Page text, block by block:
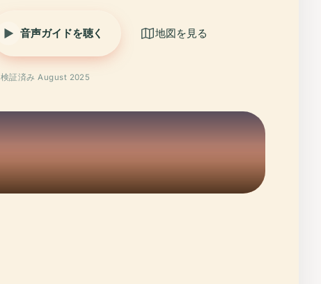
音声ガイドを聴く 地図を見る
検証済み August 2025